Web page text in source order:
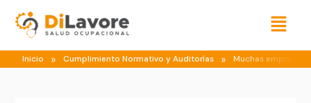
Menú
Inicio » Cumplimiento Normativo y Auditorías » Muchas empresas